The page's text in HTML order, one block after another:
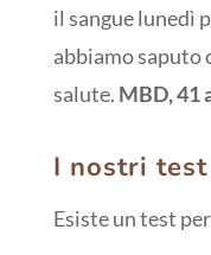
il sangue lunedì
abbiamo saputo
salute. MBD, 41
I nostri
Esiste un test